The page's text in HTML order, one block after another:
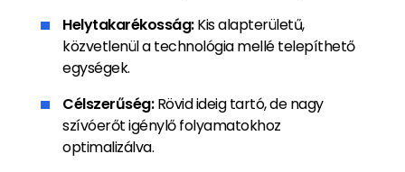
Helytakarékosság:Kis alapterületű,
közvetlenül a technológia mellé telepíthető
egységek.
Célszerűség:Rövid ideig tartó, de nagy
szívóerőt igénylő folyamatokhoz
optimalizálva.